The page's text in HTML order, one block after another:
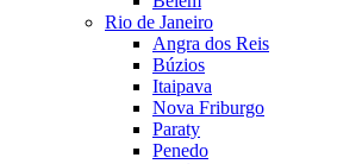
Rio de Janeiro
Angra dos Reis
Búzios
Itaipava
Nova Friburgo
Paraty
Penedo